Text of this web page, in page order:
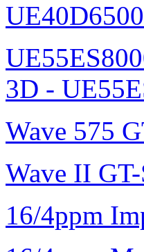
3D -
Wave 575
Wave II
16/4ppm